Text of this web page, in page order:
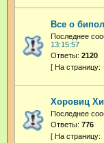
Все о
Последнее
13:15:57
Ответы: 2120
Хоровиц
Последнее
Ответы: 776